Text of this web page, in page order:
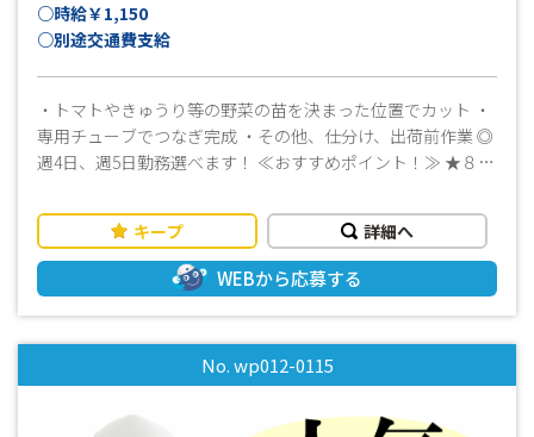
○時給￥1,150
○別途交通費支給
・トマトやきゅうり等の野菜の苗を決まった位置でカット ・
専用チューブでつなぎ完成 ・その他、仕分け、出荷前作業 ◎
週4日、週5日勤務選べます！ ≪おすすめポイント！≫ ★８月
勤務が未経験な方でも安心して始められますよ◎ ・幅広い年
齢層の男女スタッフが活躍中の職場です♪ ・先輩スタッフが
サポート！製造業界初めての方でも安心してお仕事できます
♪ ・経験者はもちろん、未経験者からのご応募お待ちしてお
ります♪ ・週払いOK♪ ・工場見学ＯＫ！詳しくは担当者ま
で♪ ☆☆まずはお気軽にお問い合わせください(^^)/☆☆
キープ 詳細へ
WEBから応募する
No. wp012-0115